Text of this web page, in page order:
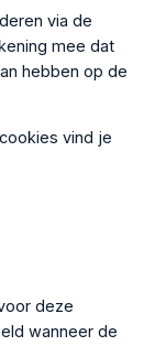
via de
mee dat
hebben op de
vind je
deze
wanneer de